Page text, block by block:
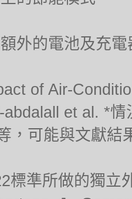
外的電池及充
of Air-
et al. *
，可能與文獻結
標準所做的獨立